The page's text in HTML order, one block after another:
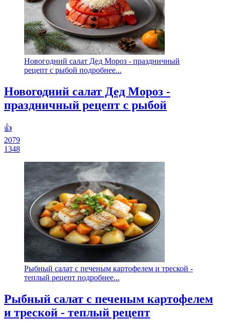
Новогодний салат Дед Мороз - праздничный
рецепт с рыбой подробнее...
Новогодний салат Дед Мороз -
праздничный рецепт с рыбой
👍
2079
1348
Рыбный салат с печеным картофелем и треской -
теплый рецепт подробнее...
Рыбный салат с печеным картофелем
и треской - теплый рецепт